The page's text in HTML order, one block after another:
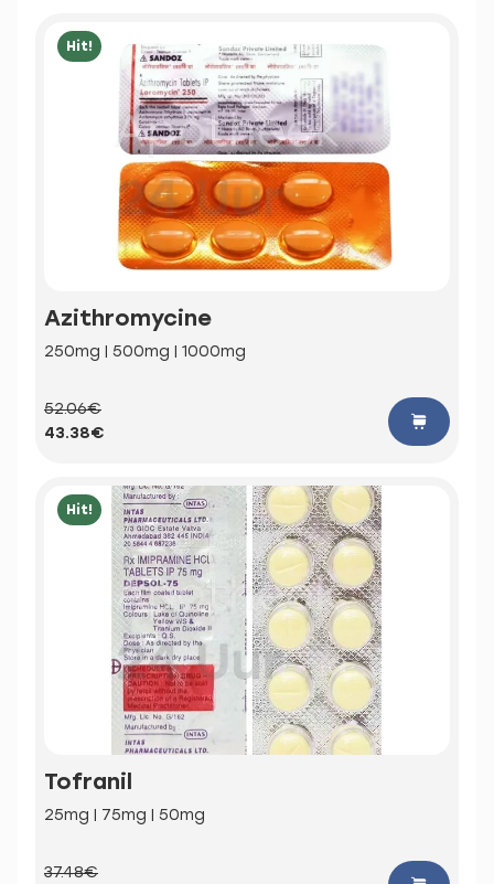
Hit!
Azithromycine
250mg | 500mg | 1000mg
52.06€
43.38€
Hit!
Tofranil
25mg | 75mg | 50mg
37.48€